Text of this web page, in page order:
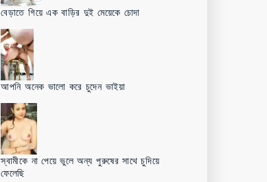
বেড়াতে গিয়ে এক বাড়ির দুই মেয়েকে চোদা
আপনি অনেক ভালো করে চুদেন ভাইয়া
স্বামীকে না পেয়ে ভুলে অন্য পুরুষের সাথে চুদিয়ে
ফেলেছি